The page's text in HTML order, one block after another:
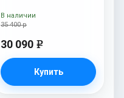
35 400 р
30 090 e
Купить
В наличии